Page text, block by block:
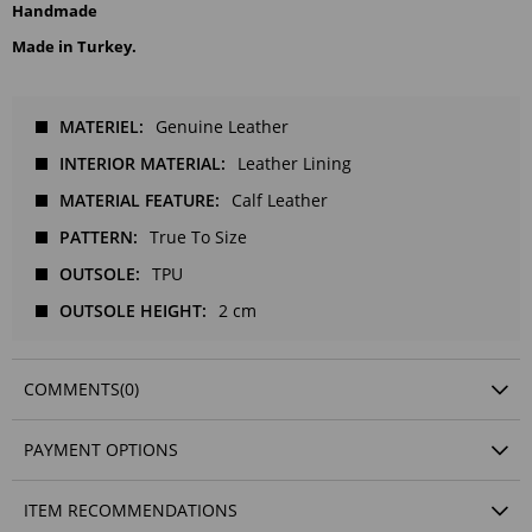
Handmade
Made in Turkey.
MATERIEL
Genuine Leather
INTERIOR MATERIAL
Leather Lining
MATERIAL FEATURE
Calf Leather
PATTERN
True To Size
OUTSOLE
TPU
OUTSOLE HEIGHT
2 cm
COMMENTS(0)
PAYMENT OPTIONS
ITEM RECOMMENDATIONS